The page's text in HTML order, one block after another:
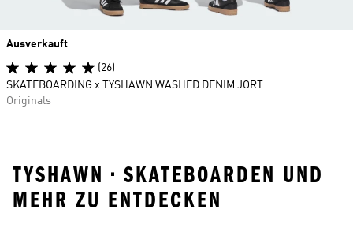
Ausverkauft
(26)
SKATEBOARDING x TYSHAWN WASHED DENIM JORT
Originals
TYSHAWN • SKATEBOARDEN UND
MEHR ZU ENTDECKEN